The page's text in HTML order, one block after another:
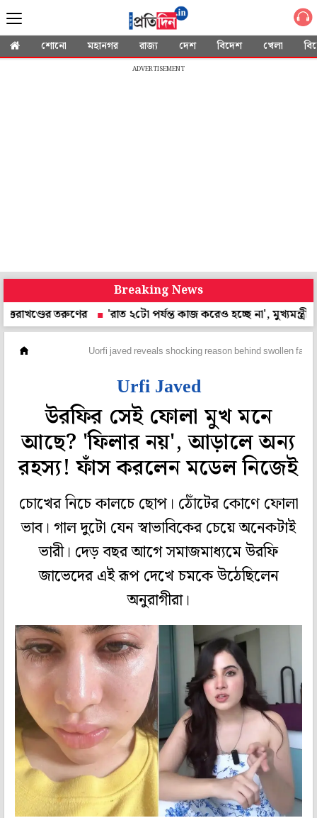
শোনো মহানগর রাজ্য দেশ বিদেশ খেলা
ADVERTISEMENT
Breaking News
তরুণের
'রাত ২টো পর্যন্ত কাজ করেও হচ্ছে না', মুখ্যমন্ত্রীর 'হর ঘর
Uorfi javed reveals shocking reason behind swollen face
Urfi Javed
উরফির সেই ফোলা মুখ মনে
আছে? 'ফিলার নয়', আড়ালে অন্য
রহস্য! ফাঁস করলেন মডেল নিজেই
চোখের নিচে কালচে ছোপ। ঠোঁটের কোণে ফোলা
ভাব। গাল দুটো যেন স্বাভাবিকের চেয়ে অনেকটাই
ভারী। দেড় বছর আগে সমাজমাধ্যমে উরফি
জাভেদের এই রূপ দেখে চমকে উঠেছিলেন
অনুরাগীরা।